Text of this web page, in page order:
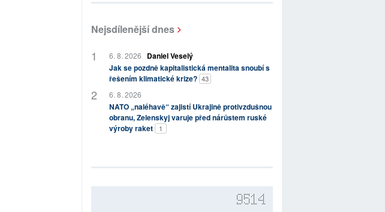
Nejsdílenější dnes
6. 8. 2026
Daniel Veselý
Jak se pozdně kapitalistická mentalita snoubí s
řešením klimatické krize? 43
6. 8. 2026
NATO „naléhavě“ zajistí Ukrajině protivzdušnou
obranu, Zelenskyj varuje před nárůstem ruské
výroby raket
1
9514